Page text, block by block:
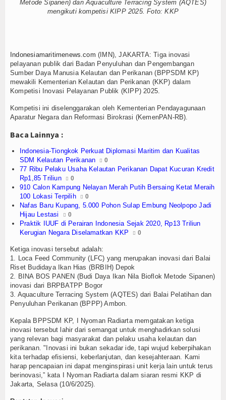
News
Olahraga
Perhubungan
Religi
Opini
Pelabuhan
Politik
Seni & Budaya
Tauziah
Tokoh
Wisata
TV
Channel
Laut Dabo Singkep
Santuni Anak Yatim
Wuiih.. Lele Bandung Mendunia, Tembus Pasar Taiwan
Metode Sipanen) dan Aquaculture Terracing System (AQTES)
mengikuti kompetisi KIPP 2025. Foto: KKP
Indonesiamaritimenews.com (IMN), JAKARTA: Tiga inovasi
pelayanan publik dari Badan Penyuluhan dan Pengembangan
Sumber Daya Manusia Kelautan dan Perikanan (BPPSDM KP)
mewakili Kementerian Kelautan dan Perikanan (KKP) dalam
Kompetisi Inovasi Pelayanan Publik (KIPP) 2025.
Kompetisi ini diselenggarakan oleh Kementerian Pendayagunaan
Aparatur Negara dan Reformasi Birokrasi (KemenPAN-RB).
Baca Lainnya :
Indonesia-Tiongkok Perkuat Diplomasi Maritim dan Kualitas
SDM Kelautan Perikanan
0
77 Ribu Pelaku Usaha Kelautan Perikanan Dapat Kucuran Kredit
Rp1,85 Triliun
0
910 Calon Kampung Nelayan Merah Putih Bersaing Ketat Meraih
100 Lokasi Terpilih
0
Nafas Baru Kupang, 5.000 Pohon Sulap Embung Neolpopo Jadi
Hijau Lestasi
0
Praktik IUUF di Perairan Indonesia Sejak 2020, Rp13 Triliun
Kerugian Negara Diselamatkan KKP
0
Ketiga inovasi tersebut adalah:
1. Loca Feed Community (LFC) yang merupakan inovasi dari Balai
Riset Budidaya Ikan Hias (BRBIH) Depok
2. BINA BOS PANEN (Budi Daya Ikan Nila Bioflok Metode Sipanen)
inovasi dari BRPBATPP Bogor
3. Aquaculture Terracing System (AQTES) dari Balai Pelatihan dan
Penyuluhan Perikanan (BPPP) Ambon.
Kepala BPPSDM KP, I Nyoman Radiarta memgatakan ketiga
inovasi tersebut lahir dari semangat untuk menghadirkan solusi
yang relevan bagi masyarakat dan pelaku usaha kelautan dan
perikanan. "Inovasi ini bukan sekadar ide, tapi wujud keberpihakan
kita terhadap efisiensi, keberlanjutan, dan kesejahteraan. Kami
harap pencapaian ini dapat menginspirasi unit kerja lain untuk terus
berinovasi,” kata I Nyoman Radiarta dalam siaran resmi KKP di
Jakarta, Selasa (10/6/2025).